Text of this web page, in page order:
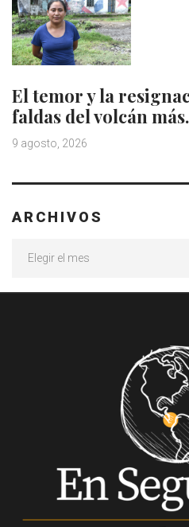
El temor y la
faldas del volcán
9 agosto, 2026
ARCHIVOS